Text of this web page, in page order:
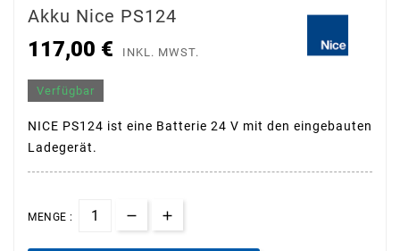
Akku Nice PS124
117,00 € INKL. MWST.
Verfügbar
NICE PS124 ist eine Batterie 24 V mit den eingebauten
Ladegerät.
MENGE :